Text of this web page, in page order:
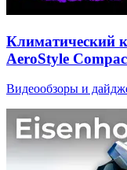
Климатический
AeroStyle
Видеообзоры и